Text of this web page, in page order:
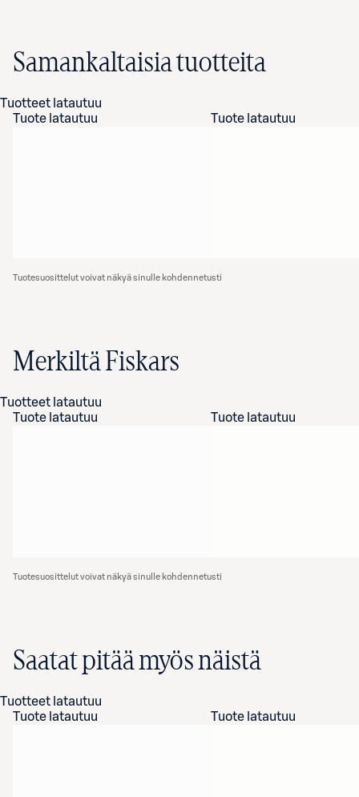
Samankaltaisia tuotteita
Tuotteet latautuu
Tuote latautuu
Tuote latautuu
Tuotesuosittelut voivat näkyä sinulle kohdennetusti
Merkiltä Fiskars
Tuotteet latautuu
Tuote latautuu
Tuote latautuu
Tuotesuosittelut voivat näkyä sinulle kohdennetusti
Saatat pitää myös näistä
Tuotteet latautuu
Tuote latautuu
Tuote latautuu